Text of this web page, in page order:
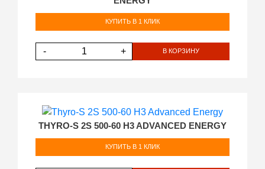
КУПИТЬ В 1 КЛИК
- + В КОРЗИНУ
THYRO-S 2S 500-60 H3 ADVANCED ENERGY
КУПИТЬ В 1 КЛИК